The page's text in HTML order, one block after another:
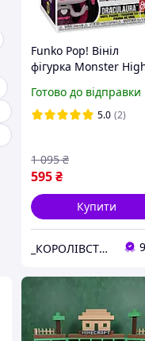
Funko Pop! Вініл
фігурка Monster
84909
Готово до відправки
5.0 (2)
595₴
1 095 ₴
Купити
_КОРОЛІВСТВО_®_ІГРАШОК_